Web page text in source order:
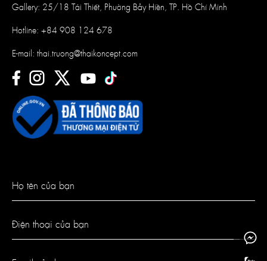
Gallery: 25/18 Tái Thiết, Phường Bảy Hiền, TP. Hồ Chí Minh
Hotline: +84 908 124 678
E-mail: thai.truong@thaikoncept.com